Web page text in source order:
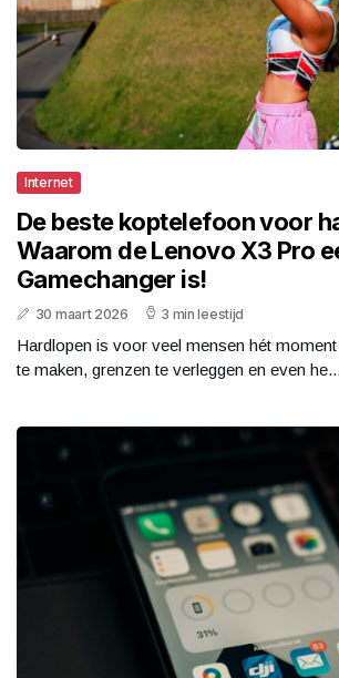
Internet
De beste koptelefoon voor
Waarom de Lenovo X3 Pro
Gamechanger is!
30 maart 2026 3 min leestijd
Hardlopen is voor veel mensen hét
te maken, grenzen te verleggen en even he...